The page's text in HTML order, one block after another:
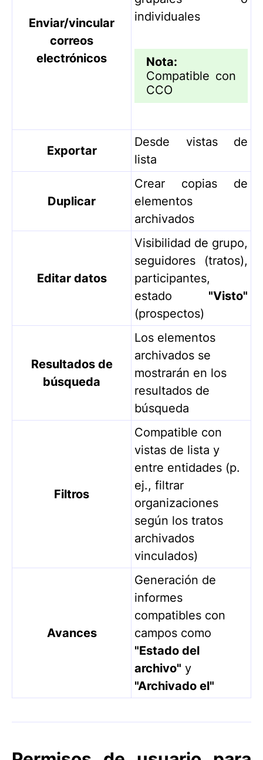
Enviar/vincular
correos
electrónicos
individuales
Nota:
Compatible con
CCO
Exportar
Desde vistas de
lista
Duplicar
Crear copias de
elementos
archivados
Editar datos
Visibilidad de grupo,
seguidores (tratos),
participantes,
estado "Visto"
(prospectos)
Resultados de
búsqueda
Los elementos
archivados se
mostrarán en los
resultados de
búsqueda
Filtros
Compatible con
vistas de lista y
entre entidades (p.
ej., filtrar
organizaciones
según los tratos
archivados
vinculados)
Avances
Generación de
informes
compatibles con
campos como
"Estado del
archivo" y
"Archivado el"